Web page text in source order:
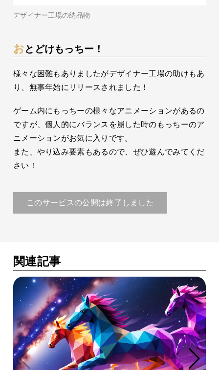
デザイナー工場の納品物
おとどけもっちー！
様々な困難もありましたがデザイナー工場の助けもあ
り、無事年始にリリースされました！
ゲーム内にもっちーの様々なアニメーションがあるの
ですが、個人的にバランスを崩した時のもっちーのア
ニメーションがお気に入りです。
また、やり込み要素もあるので、ぜひ遊んでみてくだ
さい！
このサービスの公開は終了しました
関連記事